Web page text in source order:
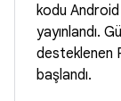
kodu
yayınlandı.
desteklenen
başlandı.